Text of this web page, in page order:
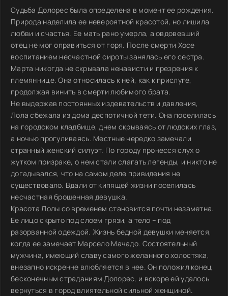
Судьба Долорес была определена в момент ее рождения.
Природа наделила ее невероятной красотой, но лишила
любви и счастья. Ее мать рано умерла, а овдовевший
отец не мог оправиться от горя. После смерти Хосе
воспитанием несчастной сироты занялась его сестра.
Марта никогда не скрывала ненависти и презрения к
племяннице. Она относилась к ней, как к прислуге,
продолжая винить в смерти любимого брата.
Не выдержав постоянных издевательств и давления,
Лола сбежала из дома деспотичной тети. Она поселилась
на городском кладбище, днем скрываясь от людских глаз,
а ночью прогуливаясь. Местные нередко замечали
странный женский силуэт. По городу пронесся слух о
жутком призраке, о нем стали слагать легенды, и никто не
догадывался, что на самом деле привидения не
существовало. Вдали от кипящей жизни поселилась
несчастная брошенная девушка.
Красота Лолы со временем становится почти незаметна.
Ее лицо скрыто под слоем грязи, а тело – под
разорванной одеждой. Жизнь бедной девушки меняется,
когда ее замечает Марсело Мачадо. Состоятельный
мужчина, имеющий славу самого желанного холостяка,
внезапно искренне влюбляется в нее. Он положил конец
бесконечным страданиям Долорес, и вскоре ей удалось
вернуться в город влиятельной сильной женщиной.